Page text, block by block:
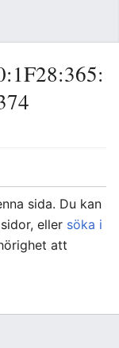
sida. Du kan
eller söka i
att